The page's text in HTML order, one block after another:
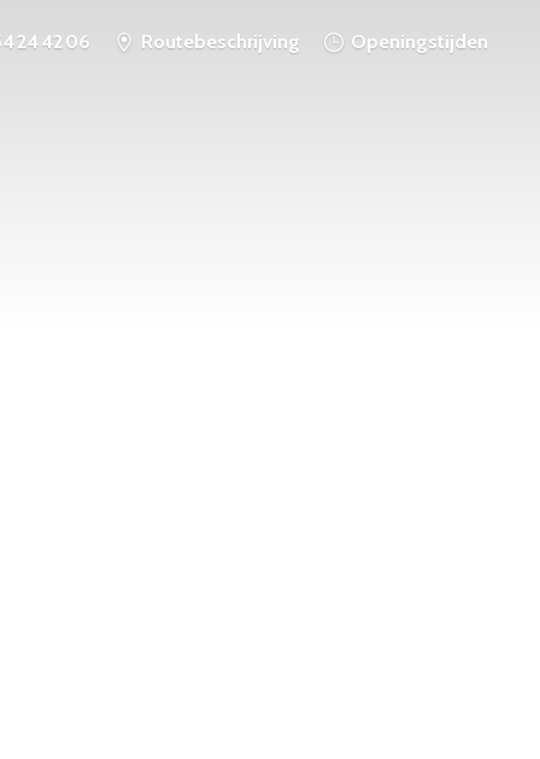
24 42 06 Routebeschrijving Openingstijden